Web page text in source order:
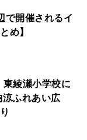
で開催されるイ
め】
東綾瀬小学校に
ふれあい広